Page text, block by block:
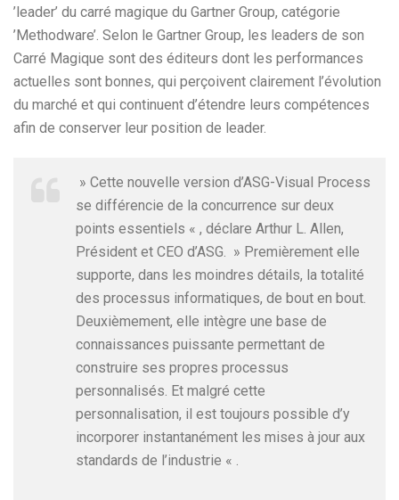
’leader’ du carré magique du Gartner Group, catégorie
’Methodware’. Selon le Gartner Group, les leaders de son
Carré Magique sont des éditeurs dont les performances
actuelles sont bonnes, qui perçoivent clairement l’évolution
du marché et qui continuent d’étendre leurs compétences
afin de conserver leur position de leader.
» Cette nouvelle version d’ASG-Visual Process
se différencie de la concurrence sur deux
points essentiels « , déclare Arthur L. Allen,
Président et CEO d’ASG. » Premièrement elle
supporte, dans les moindres détails, la totalité
des processus informatiques, de bout en bout.
Deuxièmement, elle intègre une base de
connaissances puissante permettant de
construire ses propres processus
personnalisés. Et malgré cette
personnalisation, il est toujours possible d’y
incorporer instantanément les mises à jour aux
standards de l’industrie « .